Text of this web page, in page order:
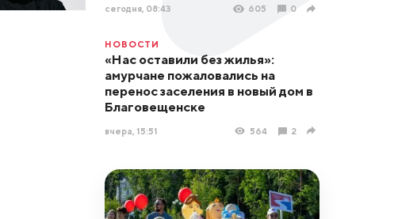
сегодня, 08:43 605 0
НОВОСТИ
«Нас оставили без жилья»:
амурчане пожаловались на
перенос заселения в новый дом в
Благовещенске
вчера, 15:51 564 2